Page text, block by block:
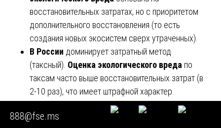
восстановительных затратах, но с приоритетом
дополнительного восстановления (то есть
создания новых экосистем сверх утраченных).
В России доминирует затратный метод
(таксный). Оценка экологического вреда по
таксам часто выше восстановительных затрат (в
2-10 раз), что имеет штрафной характер.
Наши эксперты знакомы с зарубежными методами и
888@fse.ms